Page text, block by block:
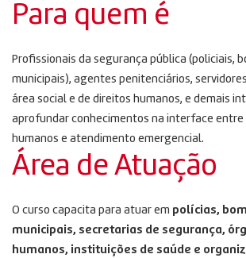
Para quem é
Profissionais da segurança pública (policiais,
municipais), agentes penitenciários,
área social e de direitos humanos, e demais
aprofundar conhecimentos na interface entre
humanos e atendimento emergencial.
Área de Atuação
O curso capacita para atuar em polícias,
municipais, secretarias de segurança,
humanos, instituições de saúde e